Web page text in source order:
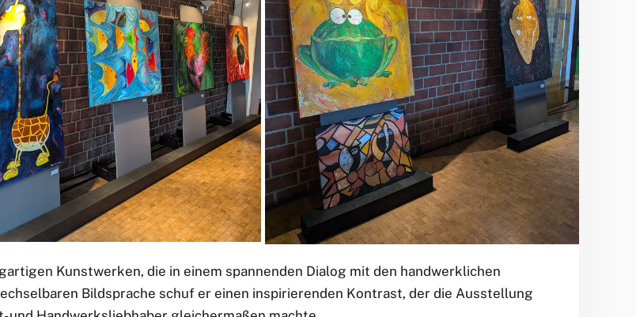
Kunstwerken, die in einem spannenden Dialog mit den handwerklichen
Bildsprache schuf er einen inspirierenden Kontrast, der die Ausstellung